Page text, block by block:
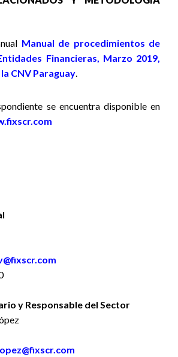
Manual de procedimientos de
Financieras, Marzo 2019,
CNV Paraguay.
se encuentra disponible en
y Responsable del Sector